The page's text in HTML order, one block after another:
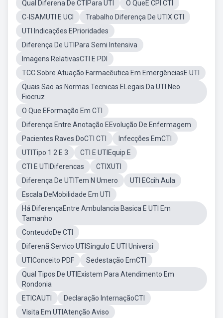
Qual Diferena De CTIPara UTI
O QueÉ CPI CTI
C-ISAMUTI E UCI
Trabalho Diferença De UTIX CTI
UTI Indicações EPrioridades
Diferença De UTIPara Semi Intensiva
Imagens RelativasCTI E PDI
TCC Sobre Atuação Farmacêutica Em EmergênciasE UTI
Quais Sao as Normas Tecnicas ELegais Da UTI Neo
Fiocruz
O Que EFormação Em CTI
Diferença Entre Anotação EEvolução De Enfermagem
Pacientes Raves DoCTI CTI
Infecções EmCTI
UTITipo 1 2 E 3
CTI E UTIEquip E
CTI E UTIDiferencas
CTIXUTI
Diferença De UTITem N Umero
UTI ECcih Aula
Escala DeMobilidade Em UTI
Há DiferençaEntre Ambulancia Basica E UTI Em
Tamanho
ConteudoDe CTI
Diferenã Servico UTISingulo E UTI Universi
UTIConceito PDF
Sedestação EmCTI
Qual Tipos De UTIExistem Para Atendimento Em
Rondonia
ETICAUTI
Declaração InternaçãoCTI
Visita Em UTIAtenção Aviso